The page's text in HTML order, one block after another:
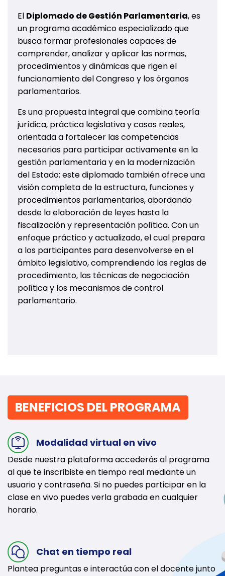
El Diplomado de Gestión Parlamentaria, es
un programa académico especializado que
busca formar profesionales capaces de
comprender, analizar y aplicar las normas,
procedimientos y dinámicas que rigen el
funcionamiento del Congreso y los órganos
parlamentarios.
Es una propuesta integral que combina teoría
jurídica, práctica legislativa y casos reales,
orientada a fortalecer las competencias
necesarias para participar activamente en la
gestión parlamentaria y en la modernización
del Estado; este diplomado también ofrece una
visión completa de la estructura, funciones y
procedimientos parlamentarios, abordando
desde la elaboración de leyes hasta la
fiscalización y representación política. Con un
enfoque práctico y actualizado, el cual prepara
a los participantes para desenvolverse en el
ámbito legislativo, comprendiendo las reglas de
procedimiento, las técnicas de negociación
política y los mecanismos de control
parlamentario.
BENEFICIOS DEL PROGRAMA
Modalidad virtual en vivo
Desde nuestra plataforma accederás al programa
al que te inscribiste en tiempo real mediante un
usuario y contraseña. Si no puedes participar en la
clase en vivo puedes verla grabada en cualquier
horario.
Chat en tiempo real
Plantea preguntas e interactúa con el docente junto